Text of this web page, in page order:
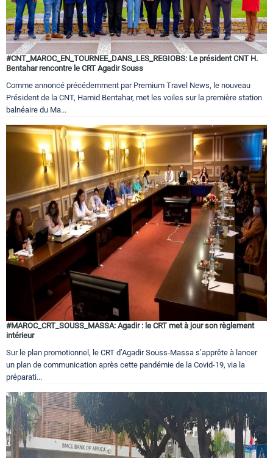
#CNT_MAROC_EN_TOURNEE_DANS_LES_REGIOBS: Le président CNT H.
Bentahar rencontre le CRT Agadir Souss
Comme annoncé précédemment par Premium Travel News, le nouveau
Président de la CNT, Hamid Bentahar, met les voiles sur la première station
balnéaire du Ma...
#MAROC_CRT_SOUSS_MASSA: Agadir : le CRT met à jour son règlement
intérieur
Sur le plan promotionnel, le CRT d’Agadir Souss-Massa s’apprête à lancer
un plan de communication après cette pandémie de la Covid-19, via la
préparati...